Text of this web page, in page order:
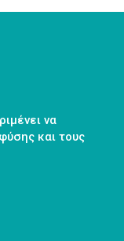
να
και τους